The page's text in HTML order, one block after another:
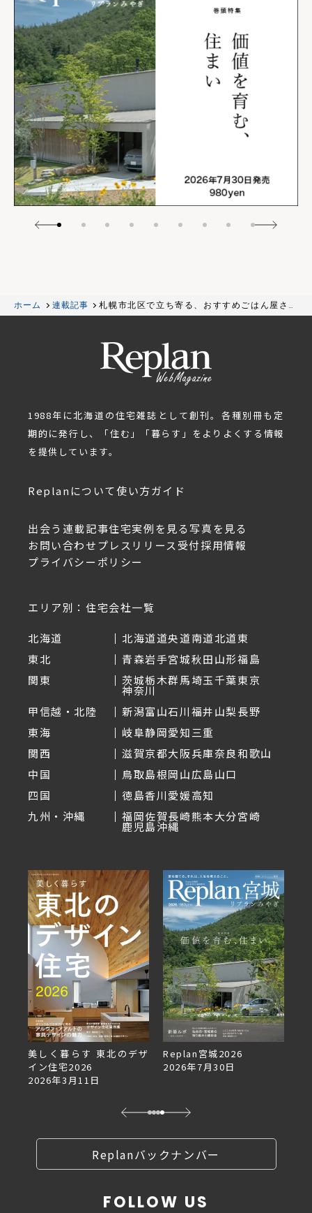
ホーム 連載記事
札幌市北区で立ち寄る、おすすめごはん屋さん
「ごはんや はるや」
1988年に北海道の住宅雑誌として創刊。各種別冊も定
期的に発行し、「住む」「暮らす」をよりよくする情報
を提供しています。
Replanについて使い方ガイド
出会う 連載記事住宅実例を見る写真を見る
お問い合わせ プレスリリース受付採用情報
プライバシーポリシー
エリア別：住宅会社一覧
北海道 北海道道央道南道北道東
東北
青森岩手宮城秋田山形福島
関東
茨城栃木群馬埼玉千葉東京
神奈川
甲信越・北陸
新潟富山石川福井山梨長野
東海
岐阜静岡愛知三重
関西
滋賀京都大阪兵庫奈良和歌山
中国
鳥取島根岡山広島山口
四国
徳島香川愛媛高知
九州・沖縄
福岡佐賀長崎熊本大分宮崎
鹿児島沖縄
美しく暮らす 東北のデザ
イン住宅2026
2026年3月11日
Replan宮城2026
2026年7月30日
Replanバックナンバー
FOLLOW US